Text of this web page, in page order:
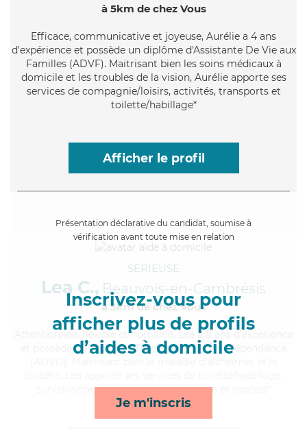
à 5km de chez Vous
Efficace, communicative et joyeuse, Aurélie a 4 ans
d'expérience et possède un diplôme d'Assistante De Vie aux
Familles (ADVF). Maitrisant bien les soins médicaux à
domicile et les troubles de la vision, Aurélie apporte ses
services de compagnie/loisirs, activités, transports et
toilette/habillage*
Afficher le profil
Présentation déclarative du candidat, soumise à
vérification avant toute mise en relation
Inscrivez-vous pour
afficher plus de profils
d’aides à domicile
Je m'inscris
SÉRIEUSE
Lea C., Beauvois-en-Cambrésis
à 5km de chez Vous
, flexible et humaine, Lea a 8 ans d'expérience
et possède un diplôme d'Assistante De Vie Dépendance
surveillance de nuit, lessive/repassage et rappels*